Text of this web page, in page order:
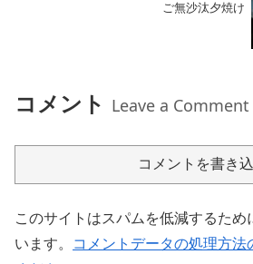
ご無沙汰夕焼け
コメント Leave a Comment
コメントを書き
このサイトはスパムを低減するため
います。
コメントデータの処理方法